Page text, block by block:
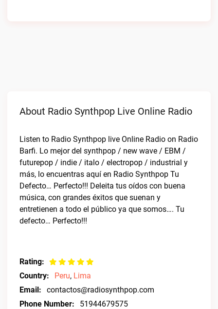
About Radio Synthpop Live Online Radio
Listen to Radio Synthpop live Online Radio on Radio
Barfi. Lo mejor del synthpop / new wave / EBM /
futurepop / indie / italo / electropop / industrial y
más, lo encuentras aquí en Radio Synthpop Tu
Defecto… Perfecto!!! Deleita tus oídos con buena
música, con grandes éxitos que suenan y
entretienen a todo el público ya que somos…. Tu
defecto… Perfecto!!!
Rating:
Country:
Peru, Lima
Email:
contactos@radiosynthpop.com
Phone Number:
51944679575